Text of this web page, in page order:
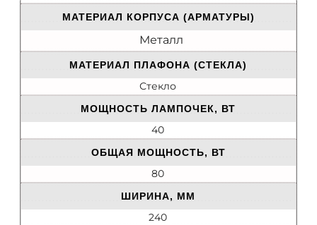
МАТЕРИАЛ КОРПУСА (АРМАТУРЫ)
Металл
МАТЕРИАЛ ПЛАФОНА (СТЕКЛА)
Стекло
МОЩНОСТЬ ЛАМПОЧЕК, ВТ
40
ОБЩАЯ МОЩНОСТЬ, ВТ
80
ШИРИНА, ММ
240